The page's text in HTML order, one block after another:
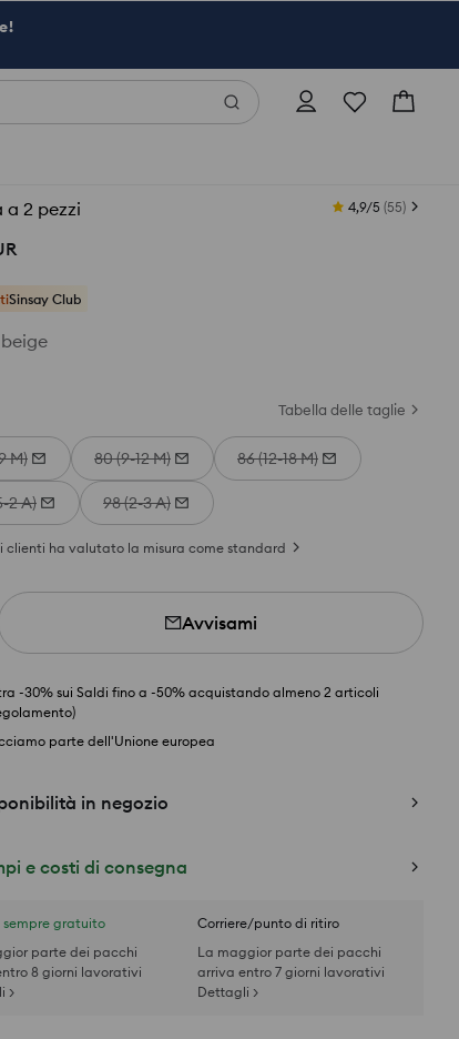
a 2 pezzi 4,9/5 (55)
Sinsay Club
beige
Tabella delle taglie
M) 80 (9-12 M) 86 (12-18 M)
2 A) 98 (2-3 A)
clienti ha valutato la misura come standard
Avvisami
-30% sui Saldi fino a -50% acquistando almeno 2 articoli
parte dell'Unione europea
in negozio
e costi di consegna
sempre gratuito
parte dei pacchi
8 giorni lavorativi
>
Corriere/punto di ritiro
La maggior parte dei pacchi
arriva entro 7 giorni lavorativi
Dettagli >